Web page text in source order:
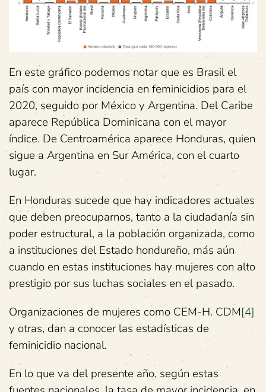
En este gráfico podemos notar que es Brasil el
país con mayor incidencia en feminicidios para el
2020, seguido por México y Argentina. Del Caribe
aparece República Dominicana con el mayor
índice. De Centroamérica aparece Honduras, quien
sigue a Argentina en Sur América, con el cuarto
lugar.
En Honduras sucede que hay indicadores actuales
que deben preocuparnos, tanto a la ciudadanía sin
poder estructural, a la población organizada, como
a instituciones del Estado hondureño, más aún
cuando en estas instituciones hay mujeres con alto
prestigio por sus luchas sociales en el pasado.
Organizaciones de mujeres como CEM-H. CDM[4]
y otras, dan a conocer las estadísticas de
feminicidio nacional.
En lo que va del presente año, según estas